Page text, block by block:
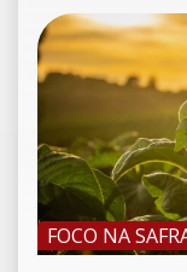
FOCO NA